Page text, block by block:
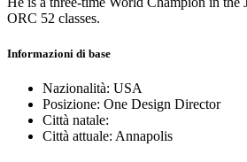
ORC 52 classes.
Informazioni di base
Nazionalità: USA
Posizione: One Design Director
Città natale:
Città attuale: Annapolis